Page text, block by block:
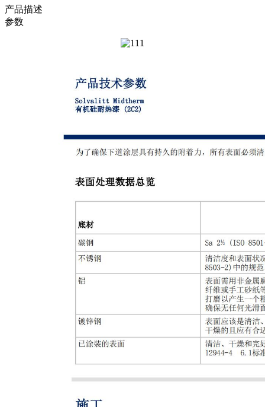
产品描述
参数